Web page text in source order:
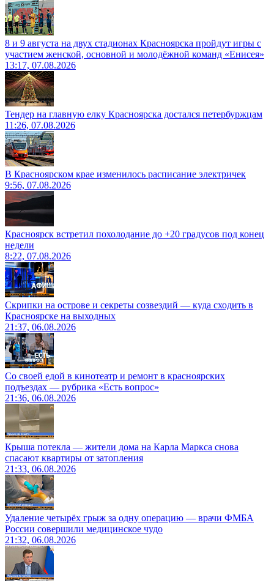
8 и 9 августа на двух стадионах Красноярска пройдут игры с
участием женской, основной и молодёжной команд «Енисея»
13:17, 07.08.2026
Тендер на главную елку Красноярска достался петербуржцам
11:26, 07.08.2026
В Красноярском крае изменилось расписание электричек
9:56, 07.08.2026
Красноярск встретил похолодание до +20 градусов под конец
недели
8:22, 07.08.2026
Скрипки на острове и секреты созвездий — куда сходить в
Красноярске на выходных
21:37, 06.08.2026
Со своей едой в кинотеатр и ремонт в красноярских
подъездах — рубрика «Есть вопрос»
21:36, 06.08.2026
Крыша потекла — жители дома на Карла Маркса снова
спасают квартиры от затопления
21:33, 06.08.2026
Удаление четырёх грыж за одну операцию — врачи ФМБА
России совершили медицинское чудо
21:32, 06.08.2026